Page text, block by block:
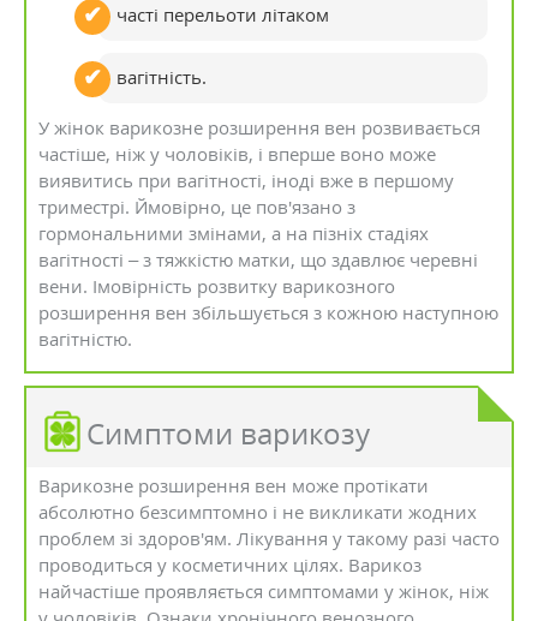
часті перельоти літаком
вагітність.
У жінок варикозне розширення вен розвивається
частіше, ніж у чоловіків, і вперше воно може
виявитись при вагітності, іноді вже в першому
триместрі. Ймовірно, це пов'язано з
гормональними змінами, а на пізніх стадіях
вагітності – з тяжкістю матки, що здавлює черевні
вени. Імовірність розвитку варикозного
розширення вен збільшується з кожною наступною
вагітністю.
Симптоми варикозу
Варикозне розширення вен може протікати
абсолютно безсимптомно і не викликати жодних
проблем зі здоров'ям. Лікування у такому разі часто
проводиться у косметичних цілях. Варикоз
найчастіше проявляється симптомами у жінок, ніж